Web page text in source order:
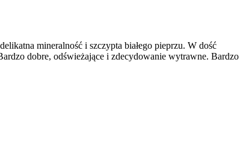
mineralność i szczypta białego pieprzu. W dość
dobre, odświeżające i zdecydowanie wytrawne. Bardzo